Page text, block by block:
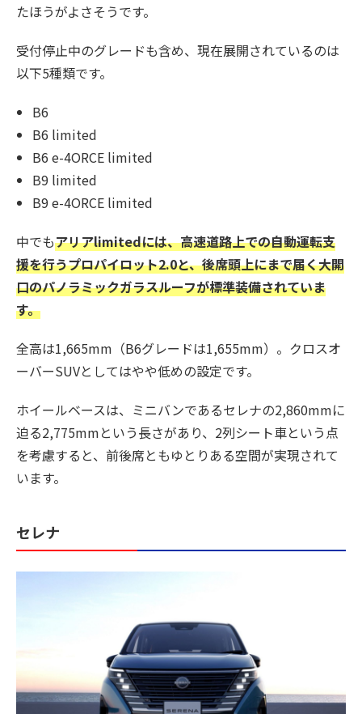
たほうがよさそうです。
受付停止中のグレードも含め、現在展開されているのは
以下5種類です。
B6
B6 limited
B6 e-4ORCE limited
B9 limited
B9 e-4ORCE limited
中でもアリアlimitedには、高速道路上での自動運転支
援を行うプロパイロット2.0と、後席頭上にまで届く大開
口のパノラミックガラスルーフが標準装備されていま
す。
全高は1,665mm（B6グレードは1,655mm）。クロスオ
ーバーSUVとしてはやや低めの設定です。
ホイールベースは、ミニバンであるセレナの2,860mmに
迫る2,775mmという長さがあり、2列シート車という点
を考慮すると、前後席ともゆとりある空間が実現されて
います。
セレナ